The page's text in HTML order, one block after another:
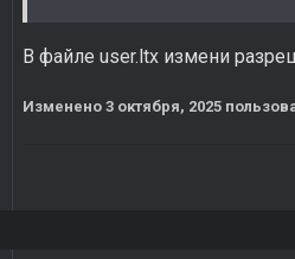
В файле user.ltx измени
Изменено 3 октября, 2025